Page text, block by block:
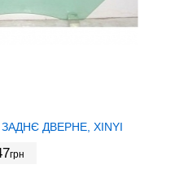
ДВЕРНЕ, XINYI
грн